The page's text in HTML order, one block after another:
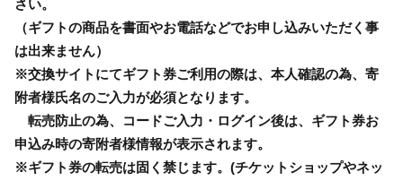
さい。
（ギフトの商品を書面やお電話などでお申し込みいただく事
は出来ません）
※交換サイトにてギフト券ご利用の際は、本人確認の為、寄
附者様氏名のご入力が必須となります。
転売防止の為、コードご入力・ログイン後は、ギフト券お
申込み時の寄附者様情報が表示されます。
※ギフト券の転売は固く禁じます。(チケットショップやネッ